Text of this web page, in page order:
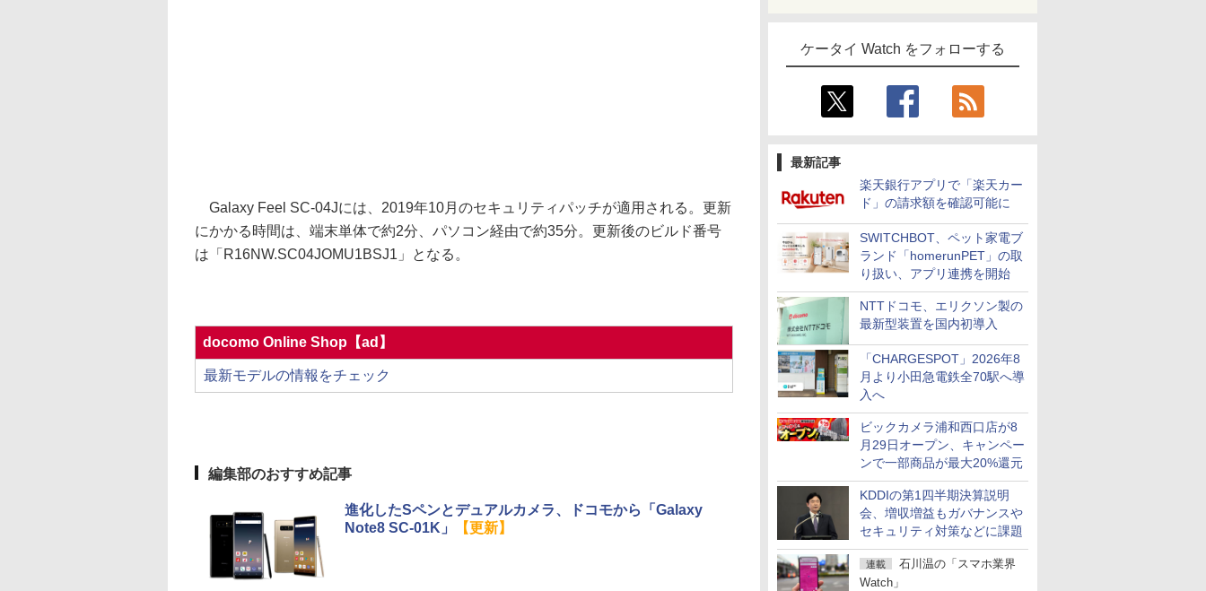
ケータイ Watch をフォローする
最新記事
楽天銀行アプリで「楽天カー
ド」の請求額を確認可能に
SWITCHBOT、ペット家電ブ
ランド「homerunPET」の取
り扱い、アプリ連携を開始
NTTドコモ、エリクソン製の
最新型装置を国内初導入
「CHARGESPOT」2026年8
月より小田急電鉄全70駅へ導
入へ
ビックカメラ浦和西口店が8
月29日オープン、キャンペー
ンで一部商品が最大20%還元
KDDIの第1四半期決算説明
会、増収増益もガバナンスや
セキュリティ対策などに課題
連載
石川温の「スマホ業界
Watch」
Galaxy Feel SC-04Jには、2019年10月のセキュリティパッチが適用される。更新
にかかる時間は、端末単体で約2分、パソコン経由で約35分。更新後のビルド番号
は「R16NW.SC04JOMU1BSJ1」となる。
docomo Online Shop【ad】
最新モデルの情報をチェック
編集部のおすすめ記事
進化したSペンとデュアルカメラ、ドコモから「Galaxy
Note8 SC-01K」
【更新】